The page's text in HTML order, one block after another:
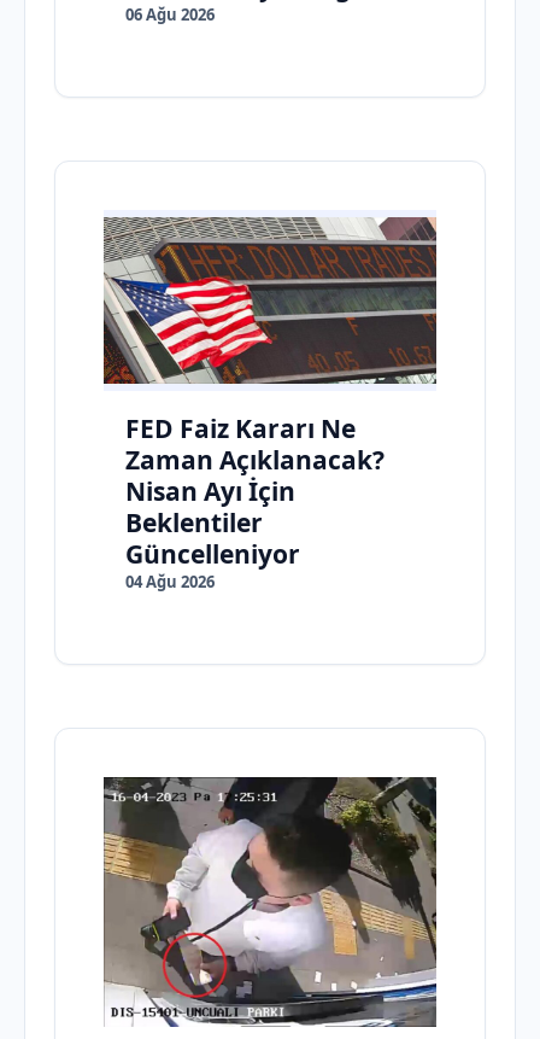
06 Ağu 2026
FED Faiz Kararı Ne
Zaman Açıklanacak?
Nisan Ayı İçin
Beklentiler
Güncelleniyor
04 Ağu 2026